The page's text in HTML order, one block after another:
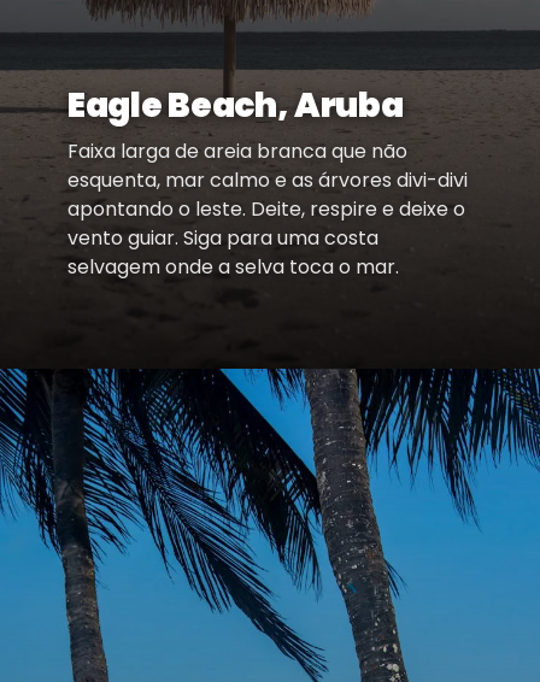
Eagle Beach, Aruba
Faixa larga de areia branca que não
esquenta, mar calmo e as árvores divi-divi
apontando o leste. Deite, respire e deixe o
vento guiar. Siga para uma costa
selvagem onde a selva toca o mar.